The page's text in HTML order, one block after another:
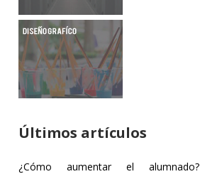
Últimos artículos
¿Cómo aumentar el alumnado?